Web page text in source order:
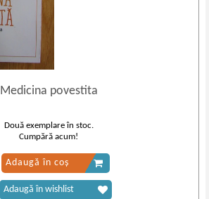
Medicina povestita
Două exemplare în stoc.
Cumpără acum!
Adaugă în coș
Adaugă în wishlist